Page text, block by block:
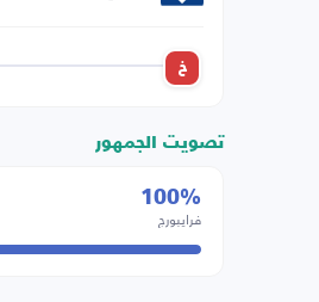
خ
تصويت الجمهور
100%
فرايبورج